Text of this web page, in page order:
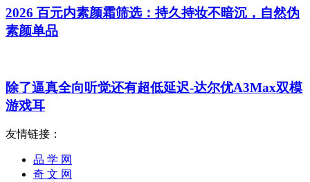
2026 百元内素颜霜筛选：持久持妆不暗沉，自然伪
素颜单品
除了逼真全向听觉还有超低延迟-达尔优A3Max双模
游戏耳
友情链接：
品 学 网
奇 文 网